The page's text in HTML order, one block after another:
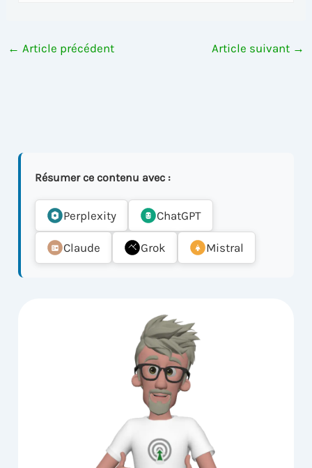
← Article précédent Article suivant →
Résumer ce contenu avec :
Perplexity ChatGPT
Claude Grok Mistral